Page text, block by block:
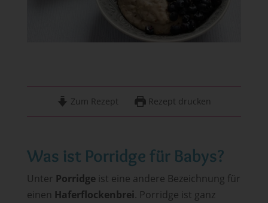
Zum Rezept Rezept drucken
Was ist Porridge für Babys?
Unter Porridgeist eine andere Bezeichnung für
einen Haferflockenbrei. Porridge ist ganz